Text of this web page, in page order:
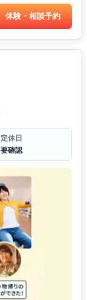
体験・相談予約
定休日
要確認